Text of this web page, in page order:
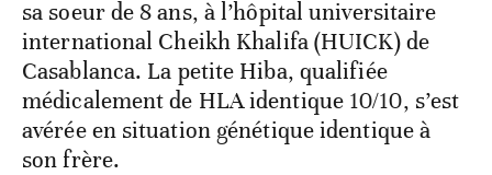
sa soeur de 8 ans, à l’hôpital universitaire
international Cheikh Khalifa (HUICK) de
Casablanca. La petite Hiba, qualifiée
médicalement de HLA identique 10/10, s’est
avérée en situation génétique identique à
son frère.